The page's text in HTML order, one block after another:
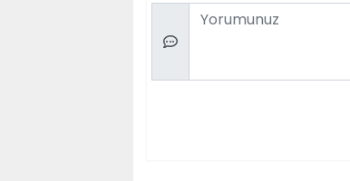
Comment